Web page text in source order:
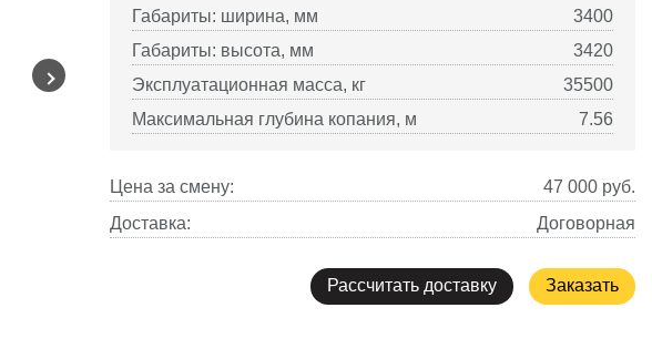
Габариты: ширина, мм
3400
Габариты: высота, мм
3420
Эксплуатационная масса, кг
35500
Максимальная глубина копания, м
7.56
Цена за смену: 47 000 руб.
Доставка:
Договорная
Рассчитать доставку Заказать